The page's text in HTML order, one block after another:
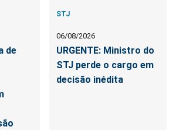
de
STJ
06/08/2026
URGENTE: Ministro do
STJ perde o cargo em
decisão inédita